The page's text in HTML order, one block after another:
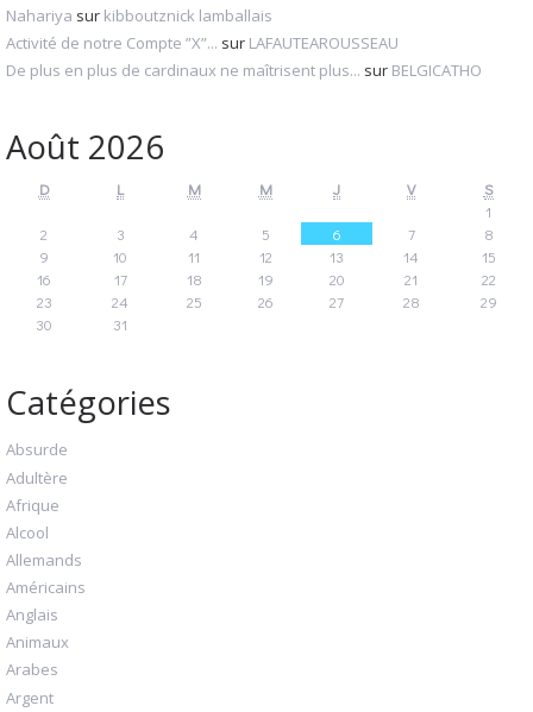
Nahariya sur kibboutznick lamballais
Activité de notre Compte ”X”... sur LAFAUTEAROUSSEAU
De plus en plus de cardinaux ne maîtrisent plus... sur BELGICATHO
Août 2026
D L M M J V
S
1
2
3 4 5 6 7
8
9
10 11 12 13 14
15
16
17 18 19 20 21
22
23
24 25 26 27 28
29
30
31
Catégories
Absurde
Adultère
Afrique
Alcool
Allemands
Américains
Anglais
Animaux
Arabes
Argent